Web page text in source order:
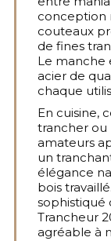
conception
couteaux
de fines
Le manche
acier de
chaque
En cuisine,
trancher ou
amateurs
un
élégance
bois
sophistiqué
Trancheur
agréable à